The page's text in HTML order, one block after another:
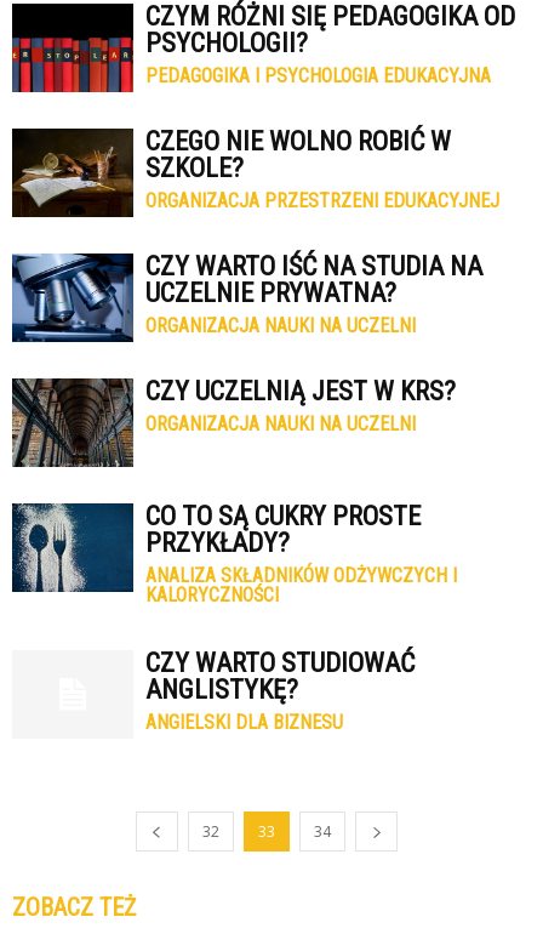
CZYM RÓŻNI SIĘ PEDAGOGIKA OD
PSYCHOLOGII?
PEDAGOGIKA I PSYCHOLOGIA EDUKACYJNA
CZEGO NIE WOLNO ROBIĆ W
SZKOLE?
ORGANIZACJA PRZESTRZENI EDUKACYJNEJ
CZY WARTO IŚĆ NA STUDIA NA
UCZELNIE PRYWATNA?
ORGANIZACJA NAUKI NA UCZELNI
CZY UCZELNIĄ JEST W KRS?
ORGANIZACJA NAUKI NA UCZELNI
CO TO SĄ CUKRY PROSTE
PRZYKŁADY?
ANALIZA SKŁADNIKÓW ODŻYWCZYCH I
KALORYCZNOŚCI
CZY WARTO STUDIOWAĆ
ANGLISTYKĘ?
ANGIELSKI DLA BIZNESU
32 33 34
ZOBACZ TEŻ